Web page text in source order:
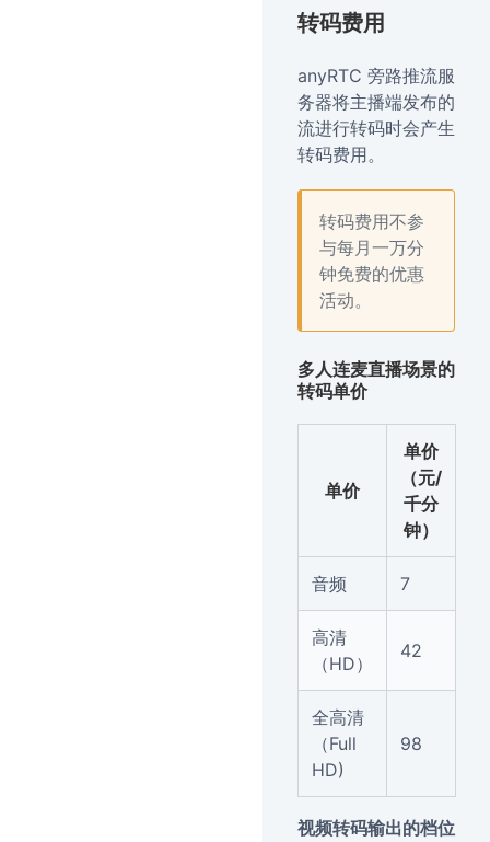
转码费用
anyRTC 旁路推流服
务器将主播端发布的
流进行转码时会产生
转码费用。
转码费用不参
与每月一万分
钟免费的优惠
活动。
多人连麦直播场景的
转码单价
单价
单价
（元/
千分
钟）
音频 7
高清
（HD）
42
全高清
（Full
HD)
98
视频转码输出的档位